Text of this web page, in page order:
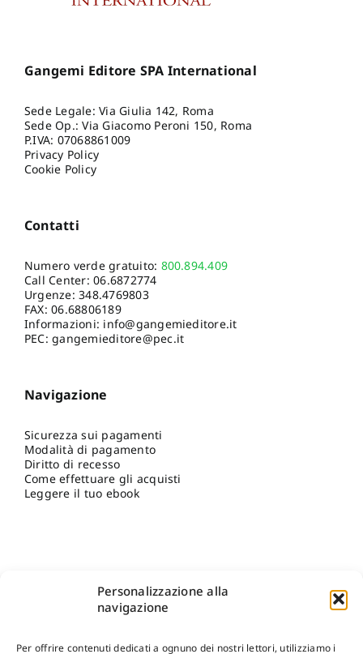
Personalizzazione alla
navigazione
Per offrire contenuti dedicati a ognuno dei nostri lettori, utilizziamo i
Gangemi Editore SPA International
Sede Legale: Via Giulia 142, Roma
Sede Op.: Via Giacomo Peroni 150, Roma
P.IVA: 07068861009
Privacy Policy
Cookie Policy
Contatti
Numero verde gratuito: 800.894.409
Call Center:06.6872774
Urgenze:348.4769803
FAX: 06.68806189
Informazioni: info@gangemieditore.it
PEC: gangemieditore@pec.it
Navigazione
Sicurezza sui pagamenti
Modalità di pagamento
Diritto di recesso
Come effettuare gli acquisti
Leggere il tuo ebook